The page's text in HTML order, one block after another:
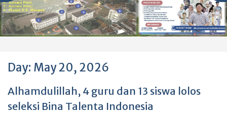
Day: May 20, 2026
Alhamdulillah, 4 guru dan 13 siswa lolos
seleksi Bina Talenta Indonesia